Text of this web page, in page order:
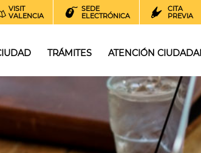
VISIT
VALENCIA
SEDE
ELECTRÓNICA
CITA
PREVIA
TRÁMITES ATENCIÓN